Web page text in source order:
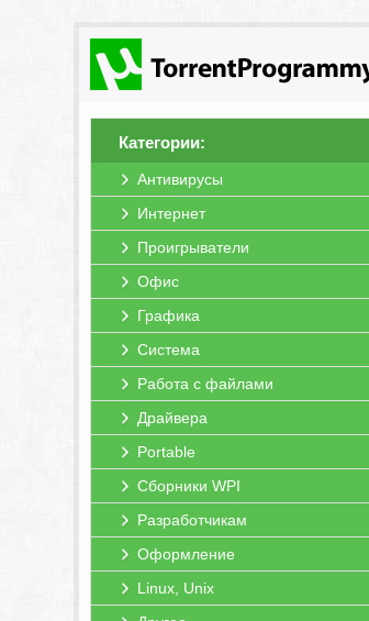
Категории:
Антивирусы
Интернет
Проигрыватели
Офис
Графика
Система
Работа с файлами
Драйвера
Portable
Сборники WPI
Разработчикам
Оформление
Linux, Unix